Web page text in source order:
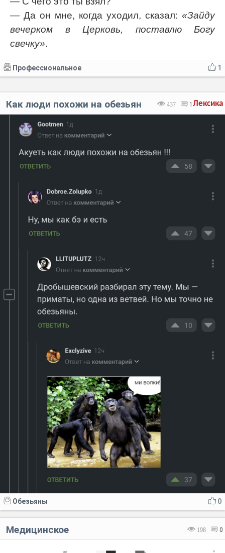
— Да он мне, когда уходил, сказал: «Зайду
вечерком в Церковь, поставлю Богу
свечку».
1
Профессиональное
Лексика
437 1
Как люди похожи на обезьян
0
Обезьяны
198 0
Медицинское